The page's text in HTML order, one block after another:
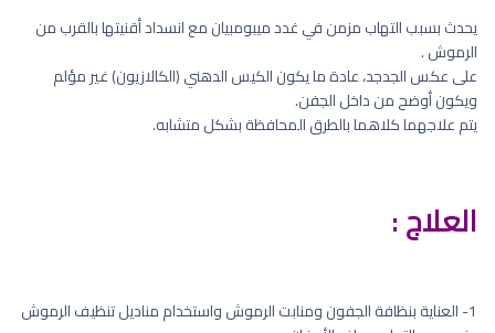
يحدث بسبب التهاب مزمن في غدد ميبومبيان مع انسداد أقنيتها بالقرب من
الرموش .
على عكس الجدجد، عادة ما يكون الكيس الدهني (الكالازيون) غير مؤلم
ويكون أوضح من داخل الجفن.
يتم علاجهما كلاهما بالطرق المحافظة بشكل متشابه.
العلاج :
1- العناية بنظافة الجفون ومنابت الرموش واستخدام مناديل تنظيف الرموش